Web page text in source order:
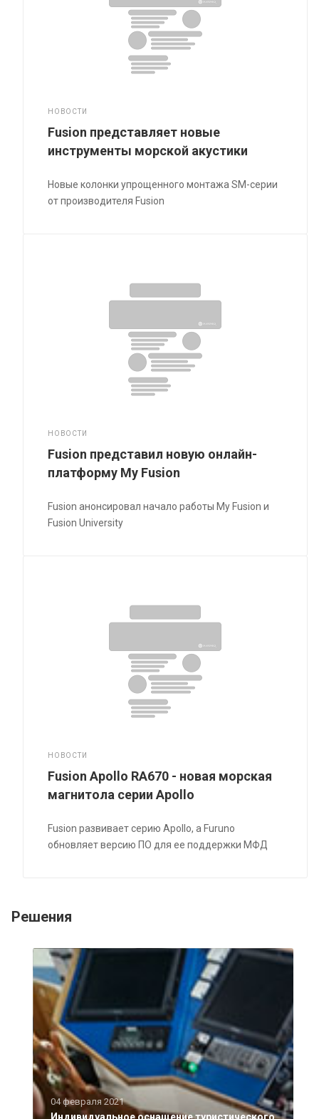
НОВОСТИ
Fusion представляет новые
инструменты морской акустики
Новые колонки упрощенного монтажа SM-серии
от производителя Fusion
НОВОСТИ
Fusion представил новую онлайн-
платформу My Fusion
Fusion анонсировал начало работы My Fusion и
Fusion University
НОВОСТИ
Fusion Apollo RA670 - новая морская
магнитола серии Apollo
Fusion развивает серию Apollo, а Furuno
обновляет версию ПО для ее поддержки МФД
Решения
04 февраля 2021
Индивидуальное оснащение туристического